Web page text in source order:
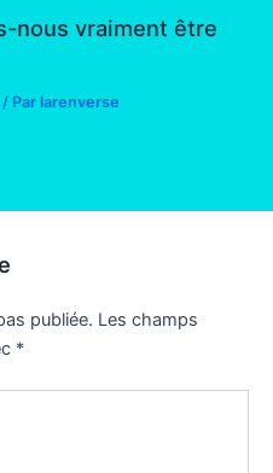
nous vraiment être
/ Par larenverse
publiée. Les champs
*